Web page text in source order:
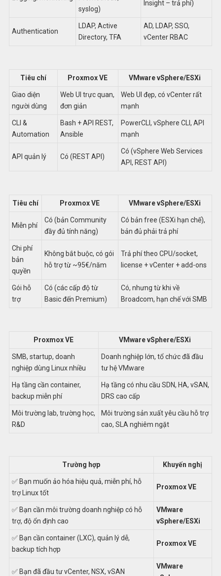
syslog)
Insight – trả phí)
Authentication
LDAP, Active
Directory, TFA
AD, LDAP, SSO,
vCenter RBAC
Tiêu chí Proxmox VE VMware vSphere/ESXi
Giao diện
người dùng
Web UI trực quan,
đơn giản
Web UI đẹp, có vCenter rất
mạnh
CLI &
Automation
Bash + API REST,
Ansible
PowerCLI, vSphere CLI, API
mạnh
API quản lý Có (REST API)
Có (vSphere Web Services
API, REST API)
Tiêu chí Proxmox VE VMware vSphere/ESXi
Miễn phí
Có (bản Community
đầy đủ tính năng)
Có bản free (ESXi hạn chế),
bản đủ phải trả phí
Chi phí
bản
quyền
Không bắt buộc, có gói
hỗ trợ từ ~95€/năm
Trả phí theo CPU/socket,
license + vCenter + add-ons
Gói hỗ
trợ
Có (các cấp độ từ
Basic đến Premium)
Có, nhưng từ khi về
Broadcom, hạn chế với SMB
Proxmox VE VMware vSphere/ESXi
SMB, startup, doanh
nghiệp dùng Linux nhiều
Doanh nghiệp lớn, tổ chức đã đầu
tư hệ VMware
Hạ tầng cần container,
backup miễn phí
Hạ tầng có nhu cầu SDN, HA, vSAN,
DRS cao cấp
Môi trường lab, trường học,
R&D
Môi trường sản xuất yêu cầu hỗ trợ
cao, SLA nghiêm ngặt
Trường hợp Khuyến nghị
✅ Bạn muốn ảo hóa hiệu quả, miễn phí, hỗ
trợ Linux tốt
Proxmox VE
✅ Bạn cần môi trường doanh nghiệp có hỗ
trợ, độ ổn định cao
VMware
vSphere/ESXi
✅ Bạn cần container (LXC), quản lý dễ,
backup tích hợp
Proxmox VE
✅ Bạn đã đầu tư vCenter, NSX, vSAN
VMware